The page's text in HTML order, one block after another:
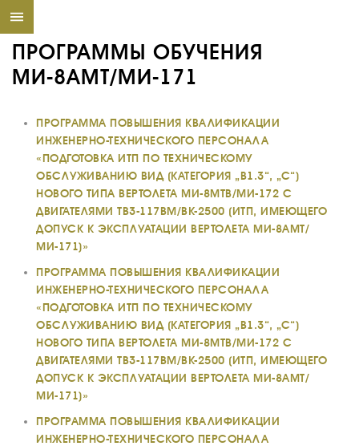
ПРОГРАММЫ ОБУЧЕНИЯ
МИ-8АМТ/МИ-171
ПРОГРАММА ПОВЫШЕНИЯ КВАЛИФИКАЦИИ
ИНЖЕНЕРНО-ТЕХНИЧЕСКОГО ПЕРСОНАЛА
«ПОДГОТОВКА ИТП ПО ТЕХНИЧЕСКОМУ
ОБСЛУЖИВАНИЮ ВИД (КАТЕГОРИЯ „В1.3“, „С“)
НОВОГО ТИПА ВЕРТОЛЕТА МИ-8МТВ/МИ-172 С
ДВИГАТЕЛЯМИ ТВ3-117ВМ/ВК-2500 (ИТП, ИМЕЮЩЕГО
ДОПУСК К ЭКСПЛУАТАЦИИ ВЕРТОЛЕТА МИ-8АМТ/
МИ-171)»
ПРОГРАММА ПОВЫШЕНИЯ КВАЛИФИКАЦИИ
ИНЖЕНЕРНО-ТЕХНИЧЕСКОГО ПЕРСОНАЛА
«ПОДГОТОВКА ИТП ПО ТЕХНИЧЕСКОМУ
ОБСЛУЖИВАНИЮ ВИД (КАТЕГОРИЯ „В1.3“, „С“)
НОВОГО ТИПА ВЕРТОЛЕТА МИ-8МТВ/МИ-172 С
ДВИГАТЕЛЯМИ ТВ3-117ВМ/ВК-2500 (ИТП, ИМЕЮЩЕГО
ДОПУСК К ЭКСПЛУАТАЦИИ ВЕРТОЛЕТА МИ-8АМТ/
МИ-171)»
ПРОГРАММА ПОВЫШЕНИЯ КВАЛИФИКАЦИИ
ИНЖЕНЕРНО-ТЕХНИЧЕСКОГО ПЕРСОНАЛА